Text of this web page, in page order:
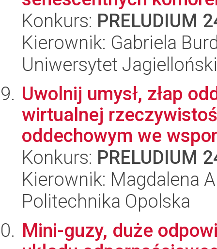
Konkurs: PRELUDIUM
Kierownik: Gabriela
Uniwersytet Jagielloński
Uwolnij umysł, złap
wirtualnej
oddechowym we
Konkurs: PRELUDIUM
Kierownik: Magdalena
Politechnika Opolska
Mini-guzy, duże